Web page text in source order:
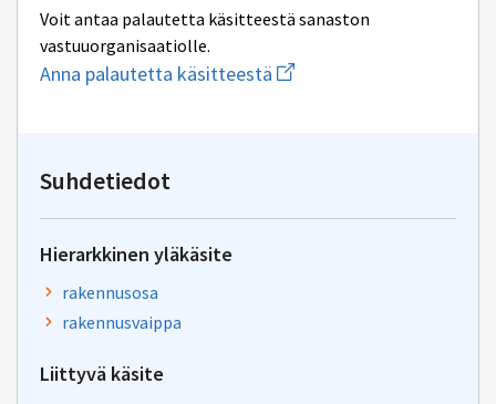
Voit antaa palautetta käsitteestä sanaston
vastuuorganisaatiolle.
Anna palautetta käsitteestä Aloita
uuden
Suhdetiedot
Hierarkkinen yläkäsite
rakennusosa
rakennusvaippa
Liittyvä käsite